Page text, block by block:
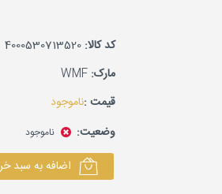
کد کالا:4000530713520
مارک:WMF
قیمت :ناموجود
وضعیت:
ناموجود
اضافه به سبد خرید